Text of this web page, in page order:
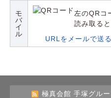
モ
バ
イ
ル
左のQRコ
読み取る
URLをメールで送
極真会館 手塚グル